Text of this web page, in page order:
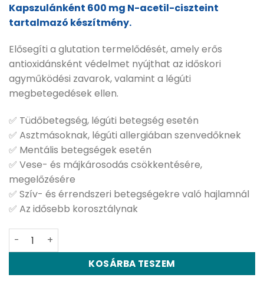
Kapszulánként 600 mg N-acetil-ciszteint
tartalmazó készítmény.
Elősegíti a glutation termelődését, amely erős
antioxidánsként védelmet nyújthat az időskori
agyműködési zavarok, valamint a légúti
megbetegedések ellen.
✅ Tüdőbetegség, légúti betegség esetén
✅ Asztmásoknak, légúti allergiában szenvedőknek
✅ Mentális betegségek esetén
✅ Vese- és májkárosodás csökkentésére,
megelőzésére
✅ Szív- és érrendszeri betegségekre való hajlamnál
✅ Az idősebb korosztálynak
Swanson NAC - 100 db kapszula mennyiség
KOSÁRBA TESZEM